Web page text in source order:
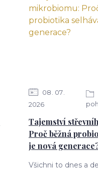
08 07
2026
Tajemství
Proč běžná
je nová
Všichni to dnes a